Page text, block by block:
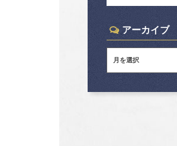
アーカイブ
月を選択